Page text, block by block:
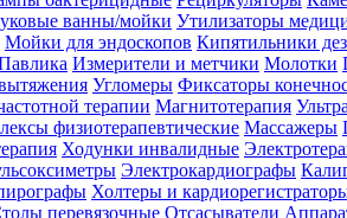
ванны/мойки Утилизаторы
Мойки для эндоскопов Кипятильники
Измерители и метчики Молотки
Угломеры Фиксаторы
терапии Магнитотерапия
физиотерапевтические Массажеры
Ходунки инвалидные
Электрокардиографы
Холтеры и
перевязочные Отсасыватели